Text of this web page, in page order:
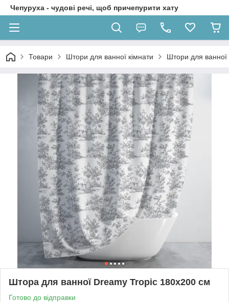
Чепуруха - чудовi речi, щоб причепурити хату
Товари Штори для ванної кімнати Штори для ванної
Штора для ванної Dreamy Tropic 180x200 cм
Готово до відправки